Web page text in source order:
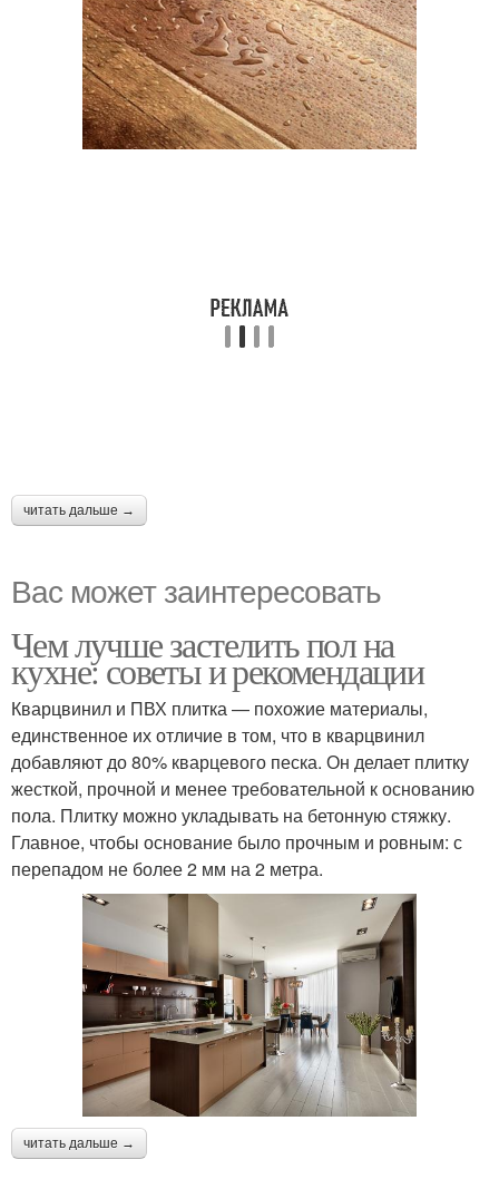
читать дальше →
Вас может заинтересовать
Чем лучше застелить пол на
кухне: советы и рекомендации
Кварцвинил и ПВХ плитка — похожие материалы,
единственное их отличие в том, что в кварцвинил
добавляют до 80% кварцевого песка. Он делает плитку
жесткой, прочной и менее требовательной к основанию
пола. Плитку можно укладывать на бетонную стяжку.
Главное, чтобы основание было прочным и ровным: с
перепадом не более 2 мм на 2 метра.
читать дальше →